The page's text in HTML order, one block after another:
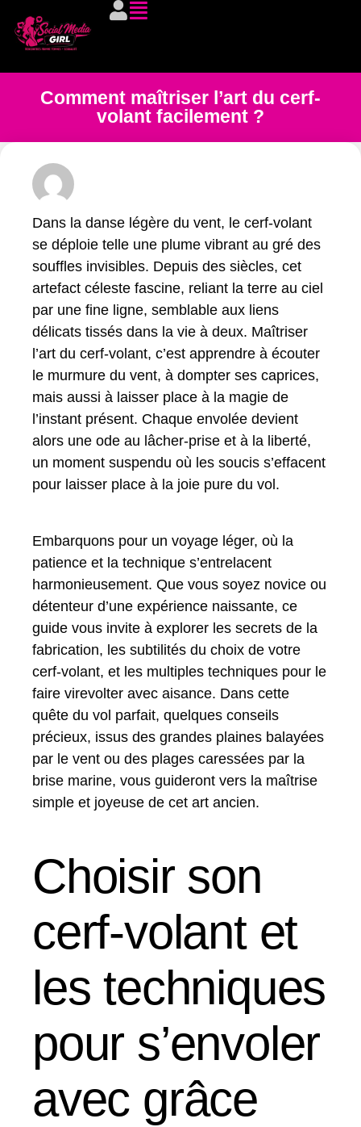
Comment maîtriser l’art du cerf-
volant facilement ?
Dans la danse légère du vent, le cerf-volant
se déploie telle une plume vibrant au gré des
souffles invisibles. Depuis des siècles, cet
artefact céleste fascine, reliant la terre au ciel
par une fine ligne, semblable aux liens
délicats tissés dans la vie à deux. Maîtriser
l’art du cerf-volant, c’est apprendre à écouter
le murmure du vent, à dompter ses caprices,
mais aussi à laisser place à la magie de
l’instant présent. Chaque envolée devient
alors une ode au lâcher-prise et à la liberté,
un moment suspendu où les soucis s’effacent
pour laisser place à la joie pure du vol.
Embarquons pour un voyage léger, où la
patience et la technique s’entrelacent
harmonieusement. Que vous soyez novice ou
détenteur d’une expérience naissante, ce
guide vous invite à explorer les secrets de la
fabrication, les subtilités du choix de votre
cerf-volant, et les multiples techniques pour le
faire virevolter avec aisance. Dans cette
quête du vol parfait, quelques conseils
précieux, issus des grandes plaines balayées
par le vent ou des plages caressées par la
brise marine, vous guideront vers la maîtrise
simple et joyeuse de cet art ancien.
Choisir son
cerf-volant et
les techniques
pour s’envoler
avec grâce